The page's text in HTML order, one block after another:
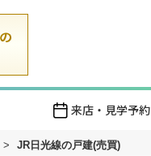
来店・見学予約
> JR日光線の戸建(売買)